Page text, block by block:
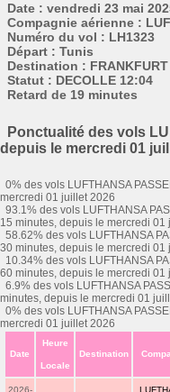
Date : vendredi 23 mai
Compagnie aérienne :
Numéro du vol : LH1323
Départ : Tunis
Destination : FRANKFURT
Statut : DECOLLE 12:04
Retard de 19 minutes
Ponctualité des vols
depuis le mercredi 01
0% des vols LUFTHANSA
mercredi 01 juillet 2026
93.1% des vols LUFTHANSA
15 minutes, depuis le mercredi 01
58.62% des vols LUFTHANSA
30 minutes, depuis le mercredi 01
10.34% des vols LUFTHANSA
60 minutes, depuis le mercredi 01
6.9% des vols LUFTHANSA
minutes, depuis le mercredi 01
0% des vols LUFTHANSA
mercredi 01 juillet 2026
Date
Heure
Locale
Destination
2026-